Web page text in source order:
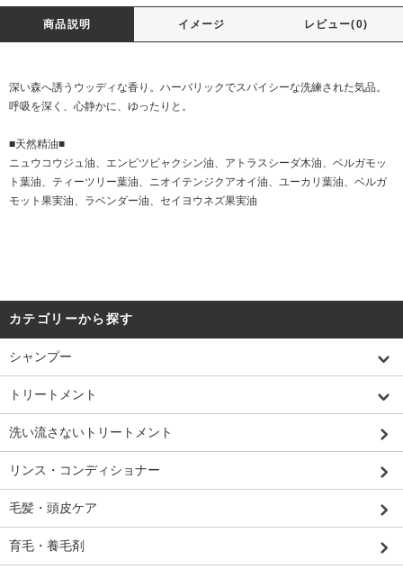
商品説明 イメージ レビュー(0)
深い森へ誘うウッディな香り。ハーバリックでスパイシーな洗練された気品。
呼吸を深く、心静かに、ゆったりと。
■天然精油■
ニュウコウジュ油、エンピツビャクシン油、アトラスシーダ木油、ベルガモッ
ト葉油、ティーツリー葉油、ニオイテンジクアオイ油、ユーカリ葉油、ベルガ
モット果実油、ラベンダー油、セイヨウネズ果実油
カテゴリーから探す
シャンプー
トリートメント
洗い流さないトリートメント
リンス・コンディショナー
毛髪・頭皮ケア
育毛・養毛剤